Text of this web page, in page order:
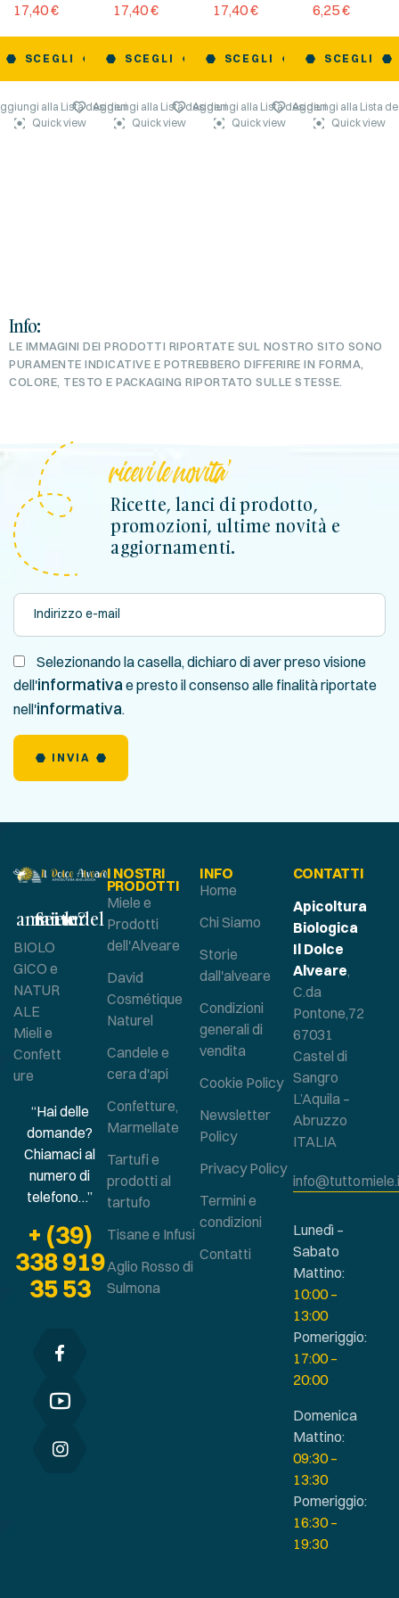
d’Abruzzo
17,40€
SCEGLI
alla Lista desideri
Quick view
17,40€
SCEGLI
Aggiungi alla Lista desideri
Quick view
17,40€
SCEGLI
Aggiungi alla Lista desideri
Quick view
6,25€
SCEGLI
Aggiungi alla Lista
Quick view
Info:
LE IMMAGINI DEI PRODOTTI RIPORTATE SUL NOSTRO SITO SONO
PURAMENTE INDICATIVE E POTREBBERO DIFFERIRE IN FORMA,
COLORE, TESTO E PACKAGING RIPORTATO SULLE STESSE.
ricevi le novita'
Ricette, lanci di prodotto,
promozioni, ultime novità e
aggiornamenti.
Selezionando la casella, dichiaro di aver preso visione
dell'informativae presto il consenso alle finalità riportate
nell'informativa.
INVIA
I NOSTRI
PRODOTTI
Miele e
Prodotti
dell'Alveare
David
Cosmétique
Naturel
Candele e
cera d'api
Confetture,
Marmellate
Tartufi e
prodotti al
tartufo
Tisane e Infusi
Aglio Rosso di
Sulmona
INFO
Home
Chi Siamo
Storie
dall'alveare
Condizioni
generali di
vendita
Cookie Policy
Newsletter
Policy
Privacy Policy
Termini e
condizioni
Contatti
Sei un amante del miele?
BIOLO
GICO e
NATUR
ALE
Mieli e
Confett
ure
“Hai delle
domande?
Chiamaci al
numero di
telefono…”
+ (39)
338 919
35 53
CONTATTI
Apicoltura
Biologica
Il Dolce
Alveare,
C.da
Pontone,72
67031
Castel di
Sangro
L’Aquila –
Abruzzo
ITALIA
Lunedì –
Sabato
Mattino:
10:00 –
13:00
Pomeriggio:
17:00 –
20:00
Domenica
Mattino:
09:30 –
13:30
Pomeriggio:
16:30 –
19:30